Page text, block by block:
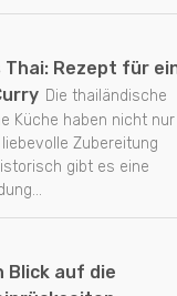
Rezept für
Die thailändische
Küche haben nicht nur
Zubereitung
gibt es eine
Blick auf die